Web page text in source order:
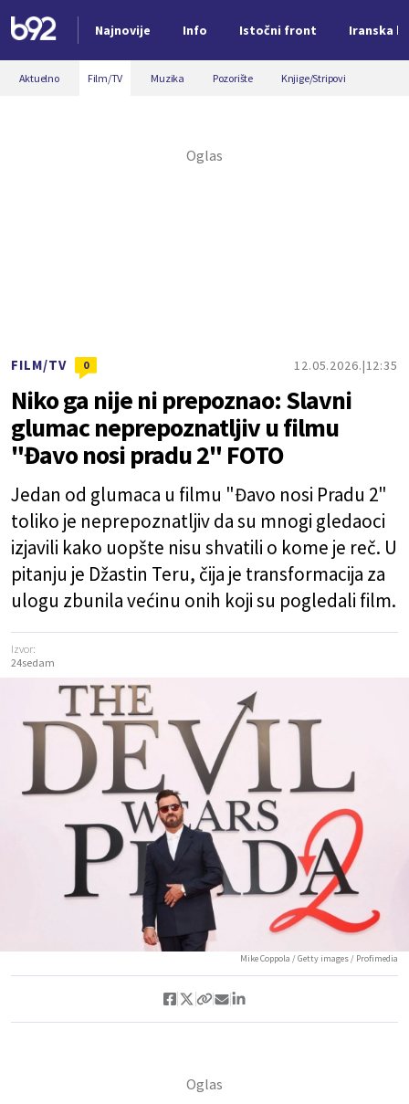
Najnovije Info Istočni front Iranska
Nova vest
Aktuelno Film/TV Muzika Pozorište Knjige/Stripovi
FILM/TV 0 12.05.2026. 12:35
Niko ga nije ni prepoznao: Slavni
glumac neprepoznatljiv u filmu
"Đavo nosi pradu 2" FOTO
Jedan od glumaca u filmu "Đavo nosi Pradu 2"
toliko je neprepoznatljiv da su mnogi gledaoci
izjavili kako uopšte nisu shvatili o kome je reč. U
pitanju je Džastin Teru, čija je transformacija za
ulogu zbunila većinu onih koji su pogledali film.
Izvor:
24sedam
Mike Coppola / Getty images / Profimedia